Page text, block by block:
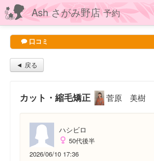
Ash さがみ野店予約
口コミ
◄ 戻る
カット・縮毛矯正 菅原 美樹
ハシビロ
50代後半
2026/06/10 17:36